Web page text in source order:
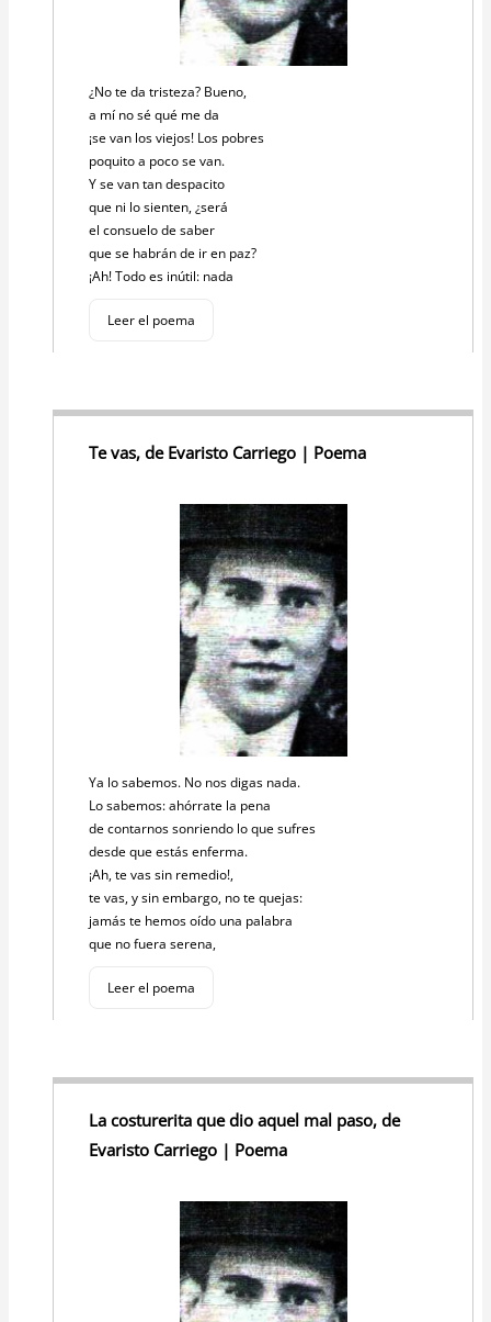
¿No te da tristeza? Bueno,
a mí no sé qué me da
¡se van los viejos! Los pobres
poquito a poco se van.
Y se van tan despacito
que ni lo sienten, ¿será
el consuelo de saber
que se habrán de ir en paz?
¡Ah! Todo es inútil: nada
Leer el poema
Te vas, de Evaristo Carriego | Poema
Ya lo sabemos. No nos digas nada.
Lo sabemos: ahórrate la pena
de contarnos sonriendo lo que sufres
desde que estás enferma.
¡Ah, te vas sin remedio!,
te vas, y sin embargo, no te quejas:
jamás te hemos oído una palabra
que no fuera serena,
Leer el poema
La costurerita que dio aquel mal paso, de
Evaristo Carriego | Poema